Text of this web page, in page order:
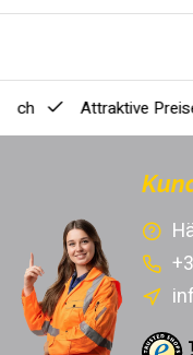
Attraktive